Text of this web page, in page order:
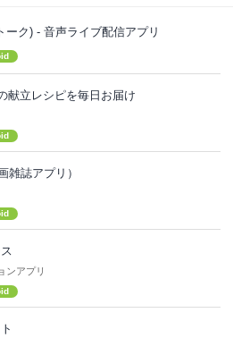
ーク) - 音声ライブ配信アプリ
献立レシピを毎日お届け
雑誌アプリ）
ンアプリ